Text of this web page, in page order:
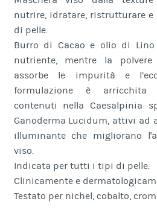
nutrire, idratare, ristrutturare
di pelle.
Burro di Cacao e olio di
nutriente, mentre la polvere
assorbe le impurità e
formulazione è arricchita
contenuti nella Caesalpinia
Ganoderma Lucidum, attivi ad
illuminante che migliorano
viso.
Indicata per tutti i tipi di pelle.
Clinicamente e
Testato per nichel, cobalto,